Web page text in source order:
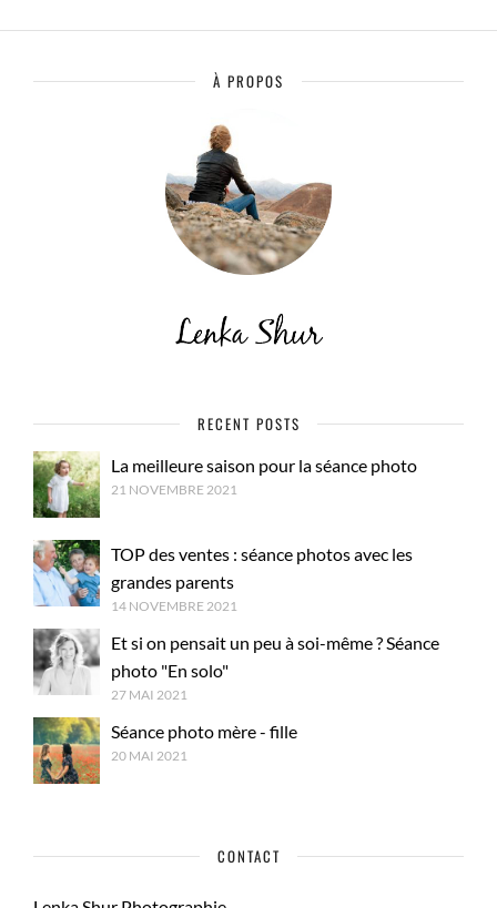
À PROPOS
RECENT POSTS
La meilleure saison pour la séance photo
21 NOVEMBRE 2021
TOP des ventes : séance photos avec les
grandes parents
14 NOVEMBRE 2021
Et si on pensait un peu à soi-même ? Séance
photo "En solo"
27 MAI 2021
Séance photo mère - fille
20 MAI 2021
CONTACT